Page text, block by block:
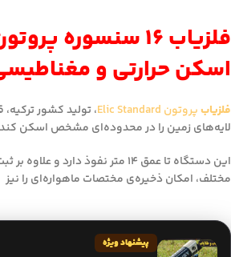
فلزیاب ۱۶ سنسوره
اسکن حرارتی و
فلزیابپروتون Elic Standard
، تولید کشور
لایه‌های زمین را در محدوده‌ای مشخص اسکن
این دستگاه تا عمق ۱۴ متر نفوذ دارد
مختلف، امکان ذخیره‌ی مختصات ماهواره‌ای را نیز
پیشنهاد ویژه